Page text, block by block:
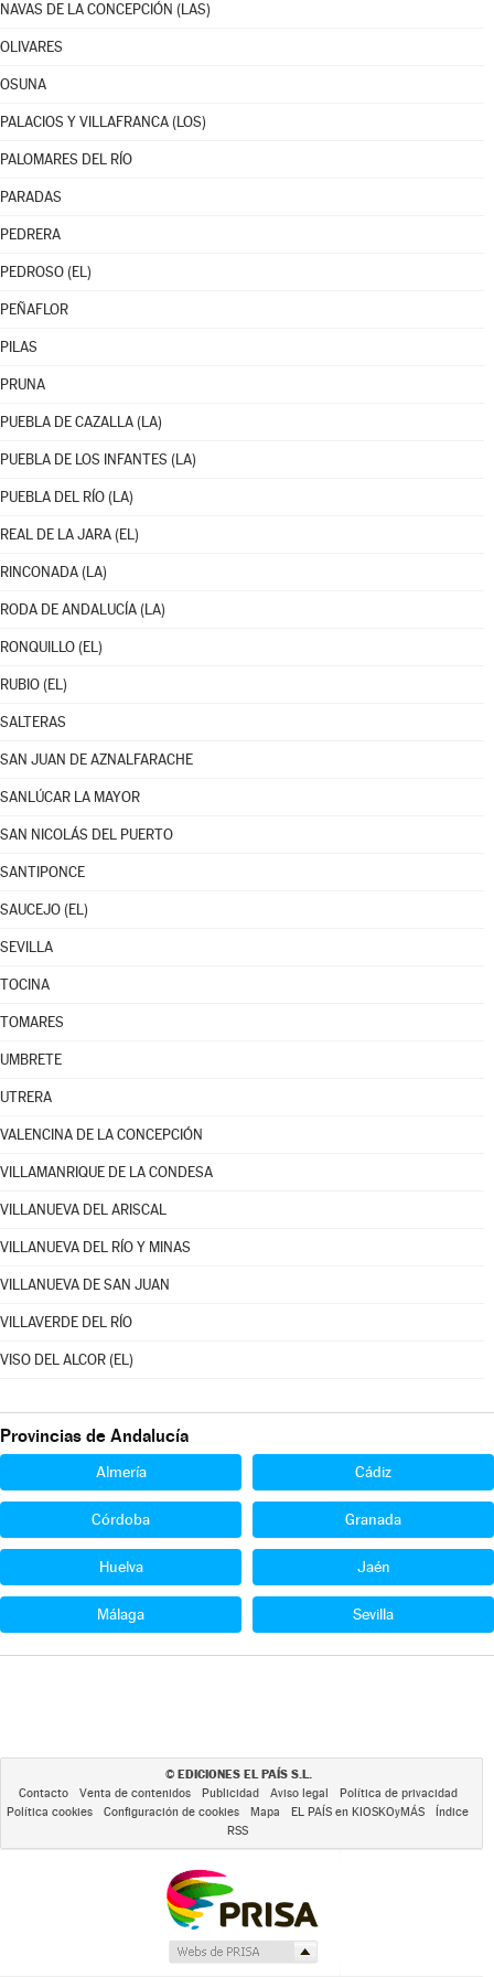
NAVAS DE LA CONCEPCIÓN (LAS)
OLIVARES
OSUNA
PALACIOS Y VILLAFRANCA (LOS)
PALOMARES DEL RÍO
PARADAS
PEDRERA
PEDROSO (EL)
PEÑAFLOR
PILAS
PRUNA
PUEBLA DE CAZALLA (LA)
PUEBLA DE LOS INFANTES (LA)
PUEBLA DEL RÍO (LA)
REAL DE LA JARA (EL)
RINCONADA (LA)
RODA DE ANDALUCÍA (LA)
RONQUILLO (EL)
RUBIO (EL)
SALTERAS
SAN JUAN DE AZNALFARACHE
SANLÚCAR LA MAYOR
SAN NICOLÁS DEL PUERTO
SANTIPONCE
SAUCEJO (EL)
SEVILLA
TOCINA
TOMARES
UMBRETE
UTRERA
VALENCINA DE LA CONCEPCIÓN
VILLAMANRIQUE DE LA CONDESA
VILLANUEVA DEL ARISCAL
VILLANUEVA DEL RÍO Y MINAS
VILLANUEVA DE SAN JUAN
VILLAVERDE DEL RÍO
VISO DEL ALCOR (EL)
Provincias de Andalucía
Almería Cádiz
Córdoba Granada
Huelva Jaén
Málaga Sevilla
© EDICIONES EL PAÍS S.L.
Contacto Venta de contenidos Publicidad Aviso legal
Política de privacidad
Política cookies
Configuración de cookies Mapa EL PAÍS en KIOSKOyMÁS
Índice
RSS